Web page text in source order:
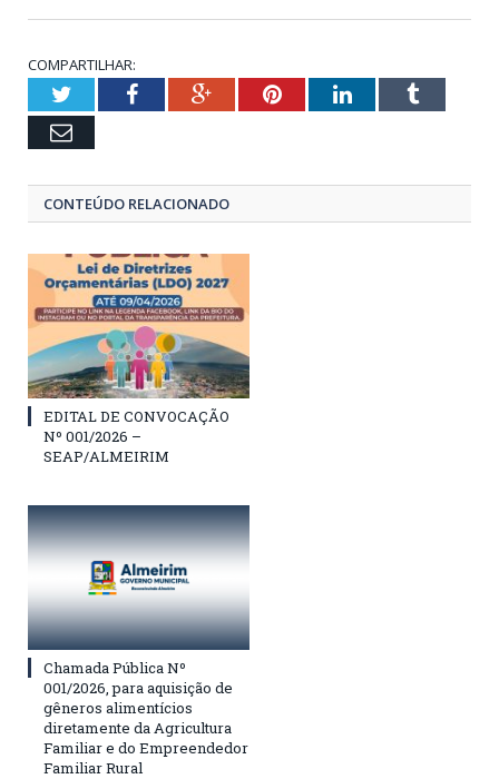
COMPARTILHAR:
TwitterFacebookGoogle+PinterestLinkedInTumblr
Email
CONTEÚDO RELACIONADO
EDITAL DE CONVOCAÇÃO
Nº 001/2026 –
SEAP/ALMEIRIM
Chamada Pública Nº
001/2026, para aquisição de
gêneros alimentícios
diretamente da Agricultura
Familiar e do Empreendedor
Familiar Rural